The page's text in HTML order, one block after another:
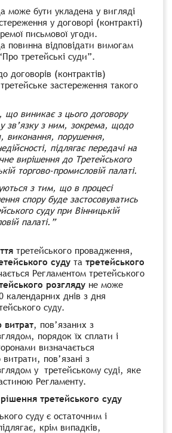
може бути укладена у вигляді
у договорі (контракті)
письмової угоди.
повинна відповідати вимогам
третейські суди”.
договорів (контрактів)
застереження такого
що виникає з цього договору
зв’язку з ним, зокрема, щодо
виконання, порушення,
підлягає передачі на
вирішення до Третейського
торгово-промисловій палаті.
з тим, що в процесі
спору буде застосовуватись
суду при Вінницькій
палаті.”
третейського провадження,
суду та третейського
Регламентом третейського
розгляду не може
календарних днів з дня
суду.
витрат, пов’язаних з
порядок їх сплати і
визначається
пов’язані з
у третейському суді, яке
Регламенту.
третейського суду
суду є остаточним і
крім випадків,